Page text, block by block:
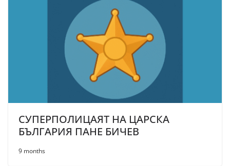
СУПЕРПОЛИЦАЯТ НА ЦАРСКА
БЪЛГАРИЯ ПАНЕ БИЧЕВ
9 months